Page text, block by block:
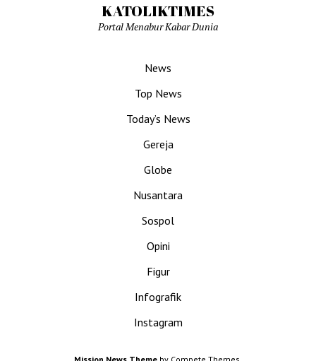
KATOLIKTIMES
Portal Menabur Kabar Dunia
News
Top News
Today’s News
Gereja
Globe
Nusantara
Sospol
Opini
Figur
Infografik
Instagram
Mission News Theme by Compete Themes.